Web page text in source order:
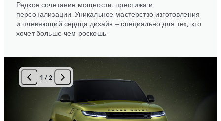
Редкое сочетание мощности, престижа и
персонализации. Уникальное мастерство изготовления
и пленяющий сердца дизайн — специально для тех, кто
хочет больше чем роскошь.
1 / 2